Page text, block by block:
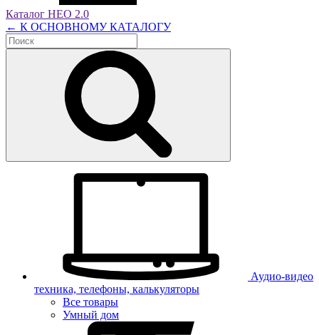
Каталог НЕО 2.0
← К ОСНОВНОМУ КАТАЛОГУ
Аудио-видео
техника, телефоны, калькуляторы
Все товары
Умный дом